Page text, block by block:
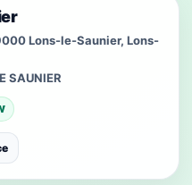
Lons-le-Saunier, Lons-
SAUNIER